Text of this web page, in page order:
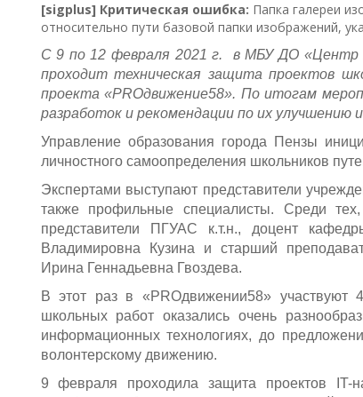
[sigplus] Критическая ошибка: Папка галереи
относительно пути базовой папки изображений,
С 9 по 12 февраля 2021 г. в МБУ ДО «Центр
проходит техническая защита проектов
проекта «PROдвижение58». По итогам
разработок и рекомендации по их улучшению
Управление образования города Пензы
личностного самоопределения школьников
Экспертами выступают представители
также профильные специалисты. Среди
представители ПГУАС к.т.н., доцент
Владимировна Кузина и старший
Ирина Геннадьевна Гвоздева.
В этот раз в «PROдвижении58» участвуют
школьных работ оказались очень
информационных технологиях, до
волонтерскому движению.
9 февраля проходила защита проектов